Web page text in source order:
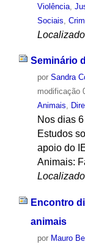
Violência,
Sociais
Seminário
por Sandra
modificação
Animais,
Nos dias
Estudos
apoio do
Animais:
Encontro
animais
por Mauro